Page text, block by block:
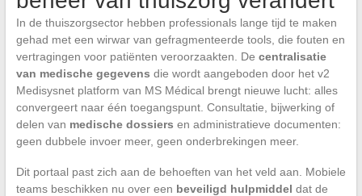
In de thuiszorgsector hebben professionals lange tijd te maken
gehad met een wirwar van gefragmenteerde tools, die fouten en
vertragingen voor patiënten veroorzaakten. De centralisatie
van medische gegevens die wordt aangeboden door het v2
Medisysnet platform van MS Médical brengt nieuwe lucht: alles
convergeert naar één toegangspunt. Consultatie, bijwerking of
delen van medische dossiers en administratieve documenten:
geen dubbele invoer meer, geen onderbrekingen meer.
Dit portaal past zich aan de behoeften van het veld aan. Mobiele
teams beschikken nu over een beveiligd hulpmiddel dat de